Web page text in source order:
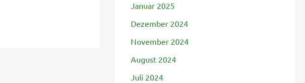
Januar 2025
Dezember 2024
November 2024
August 2024
Juli 2024